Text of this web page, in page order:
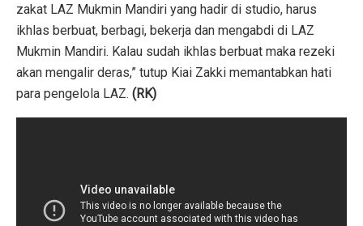
zakat LAZ Mukmin Mandiri yang hadir di studio, harus
ikhlas berbuat, berbagi, bekerja dan mengabdi di LAZ
Mukmin Mandiri. Kalau sudah ikhlas berbuat maka rezeki
akan mengalir deras,” tutup Kiai Zakki memantabkan hati
para pengelola LAZ. (RK)